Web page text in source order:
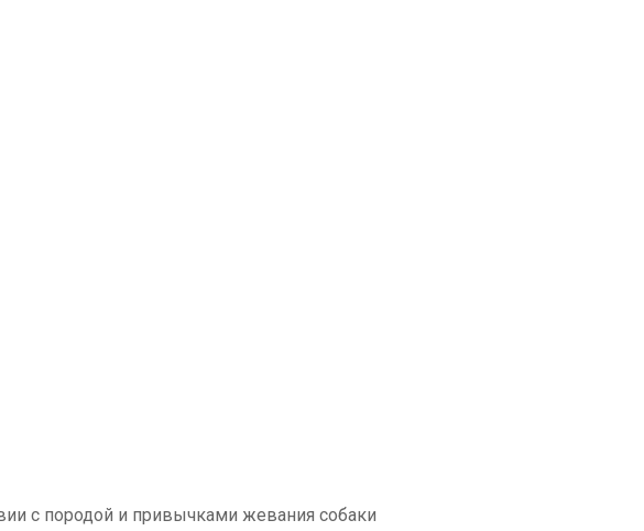
с породой и привычками жевания собаки